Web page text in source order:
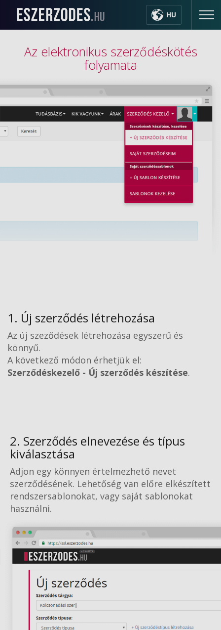
HU
Az elektronikus szerződéskötés
folyamata
1. Új szerződés létrehozása
Az új szeződések létrehozása egyszerű és
könnyű.
A következő módon érhetjük el:
Szerződéskezelő - Új szerződés készítése.
2. Szerződés elnevezése és típus
kiválasztása
Adjon egy könnyen értelmezhető nevet
szerződésének. Lehetőség van előre elkészített
rendszersablonokat, vagy saját sablonokat
használni.